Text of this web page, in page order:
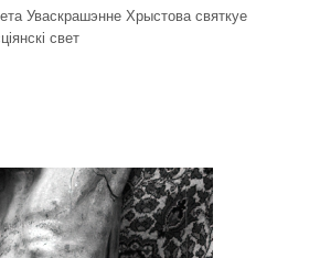
Уваскрашэнне Хрыстова святкуе
свет